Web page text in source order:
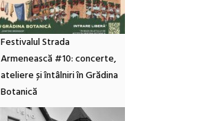
Festivalul Strada
Armenească #10: concerte,
ateliere și întâlniri în Grădina
Botanică